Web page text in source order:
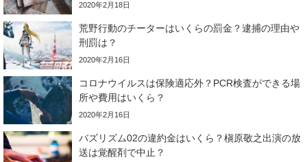
2020年2月18日
荒野行動のチーターはいくらの罰金？逮捕の理由や
刑罰は？
2020年2月16日
コロナウイルスは保険適応外？PCR検査ができる場
所や費用はいくら？
2020年2月16日
バズリズム02の違約金はいくら？槇原敬之出演の放
送は覚醒剤で中止？